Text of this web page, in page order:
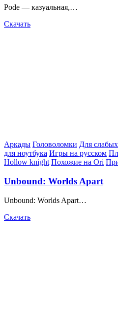
Pode — казуальная,…
Скачать
Posted
in
Аркады Головоломки Для
для ноутбука Игры на русском
Hollow knight Похожие на Ori
Unbound: Worlds Apart
Unbound: Worlds Apart…
Скачать